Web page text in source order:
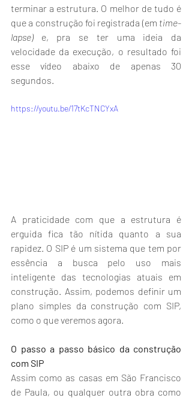
terminar a estrutura. O melhor de tudo é
que a construção foi registrada (em time-
lapse) e, pra se ter uma ideia da
velocidade da execução, o resultado foi
esse vídeo abaixo de apenas 30
segundos.
https://youtu.be/17tKcTNCYxA
A praticidade com que a estrutura é
erguida fica tão nítida quanto a sua
rapidez. O SIP é um sistema que tem por
essência a busca pelo uso mais
inteligente das tecnologias atuais em
construção. Assim, podemos definir um
plano simples da construção com SIP,
como o que veremos agora.
O passo a passo básico da construção
com SIP
Assim como as casas em São Francisco
de Paula, ou qualquer outra obra como